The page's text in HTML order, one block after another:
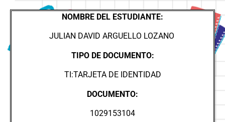
NOMBRE DEL ESTUDIANTE:
JULIAN DAVID ARGUELLO LOZANO
TIPO DE DOCUMENTO:
TI:TARJETA DE IDENTIDAD
DOCUMENTO:
1029153104